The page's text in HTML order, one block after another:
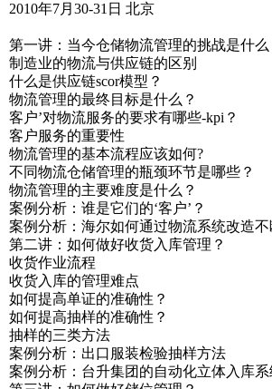
2010年7月30-31日 北京
第一讲：当今仓储物流管理的挑战是什么
制造业的物流与供应链的区别
什么是供应链scor模型？
物流管理的最终目标是什么？
客户’对物流服务的要求有哪些-kpi？
客户服务的重要性
物流管理的基本流程应该如何?
不同物流仓储管理的瓶颈环节是哪些？
物流管理的主要难度是什么？
案例分析：谁是它们的‘客户’？
案例分析：海尔如何通过物流系统改造
第二讲：如何做好收货入库管理？
收货作业流程
收货入库的管理难点
如何提高单证的准确性？
如何提高抽样的准确性？
抽样的三类方法
案例分析：出口服装检验抽样方法
案例分析：台升集团的自动化立体入库系